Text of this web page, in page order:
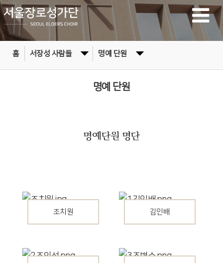
홈 서장성 사람들 명예 단원
명예 단원
명예단원 명단
조치원 김인배